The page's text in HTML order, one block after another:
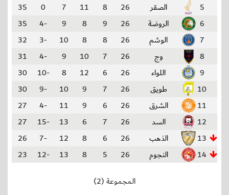
5
الصقر 26
8
11
7
0
35
6
الروضة 26
9
8
9
-4
35
7
الوشم 26
8
8
10
-3
32
8
وج 26
7
10
9
-4
31
9
اللواء 26
6
12
8
-10
30
10
طويق 26
7
9
10
-9
30
11
الشرق 26
6
9
11
-4
27
12
السد 26
7
6
13
-15
27
13
الذهب 26
6
8
12
-7
26
14
النجوم 26
5
8
13
-12
23
المجموعة (2)